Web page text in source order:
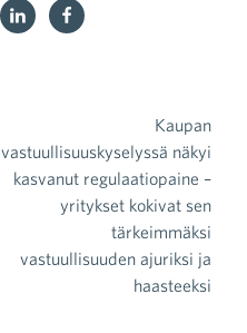
Kaupan
vastuullisuuskyselyssä näkyi
kasvanut regulaatiopaine –
yritykset kokivat sen
tärkeimmäksi
vastuullisuuden ajuriksi ja
haasteeksi